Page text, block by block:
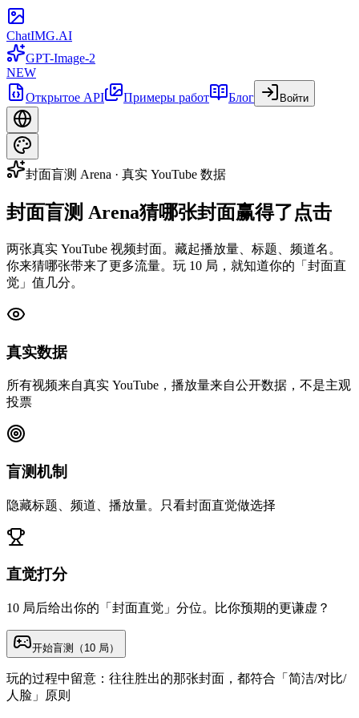
ChatIMG.AI
GPT-Image-2
NEW
Открытое API
Примеры работ Блог Войти
封面盲测 Arena · 真实 YouTube 数据
封面盲测 Arena猜哪张封面赢得了点击
两张真实 YouTube 视频封面。藏起播放量、标题、频道名。
你来猜哪张带来了更多流量。玩 10 局，就知道你的「封面直
觉」值几分。
真实数据
所有视频来自真实 YouTube，播放量来自公开数据，不是主观
投票
盲测机制
隐藏标题、频道、播放量。只看封面直觉做选择
直觉打分
10 局后给出你的「封面直觉」分位。比你预期的更谦虚？
开始盲测（10 局）
玩的过程中留意：往往胜出的那张封面，都符合「简洁/对比/
人脸」原则